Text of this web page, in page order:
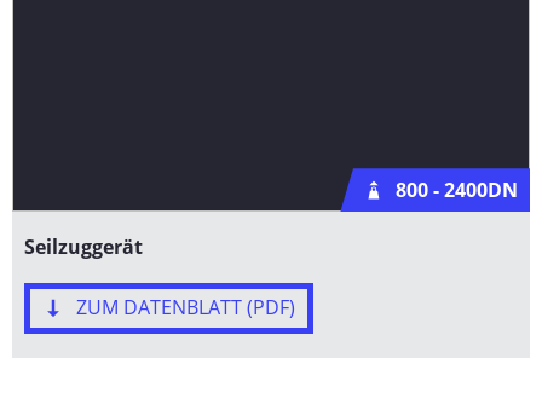
800 - 2400DN
Seilzuggerät
ZUM DATENBLATT (PDF)